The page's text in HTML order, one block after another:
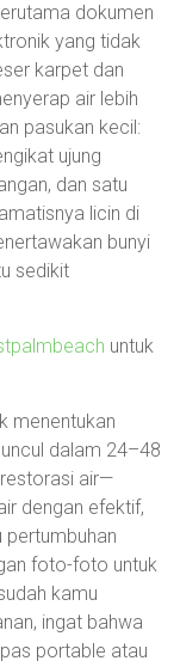
dokumen
yang tidak
karpet dan
air lebih
pasukan kecil:
ujung
dan satu
licin di
bunyi
sedikit
untuk
menentukan
dalam 24–48
air—
dengan efektif,
pertumbuhan
foto-foto untuk
kamu
ingat bahwa
portable atau